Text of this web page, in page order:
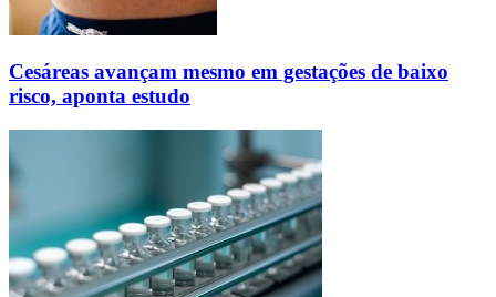
Cesáreas avançam mesmo em gestações de baixo
risco, aponta estudo